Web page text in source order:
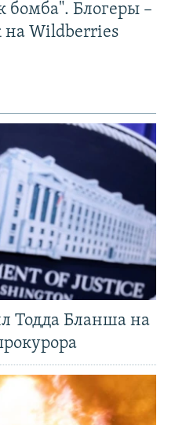
бомба". Блогеры –
на Wildberries
Тодда Бланша на